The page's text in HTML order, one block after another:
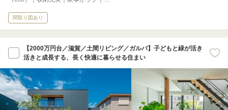
間取り図あり
【2000万円台／滋賀／土間リビング／ガルバ】子どもと緑が活き
活きと成長する、長く快適に暮らせる住まい